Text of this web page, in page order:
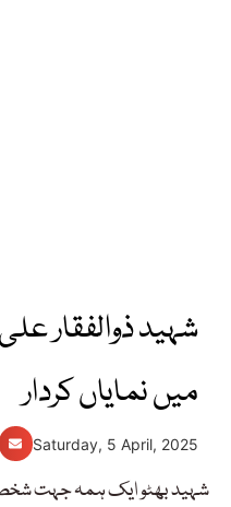
شہید ذوالفقار
میں نمایاں کردار
Saturday, 5 April, 2025
شہید بھٹو ایک ہمہ جہت